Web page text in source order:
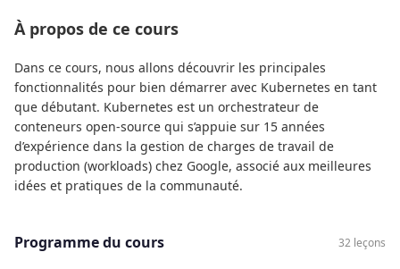
À propos de ce cours
Dans ce cours, nous allons découvrir les principales
fonctionnalités pour bien démarrer avec Kubernetes en tant
que débutant. Kubernetes est un orchestrateur de
conteneurs open-source qui s’appuie sur 15 années
d’expérience dans la gestion de charges de travail de
production (workloads) chez Google, associé aux meilleures
idées et pratiques de la communauté.
Programme du cours 32 leçons